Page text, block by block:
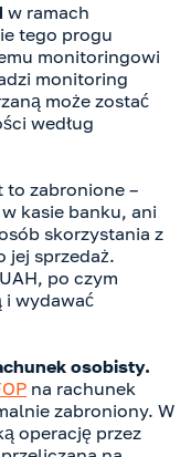
w ramach
tego progu
monitoringowi
monitoring
może zostać
według
to zabronione –
kasie banku, ani
skorzystania z
jej sprzedaż.
po czym
i wydawać
osobisty.
na rachunek
zabroniony. W
operację przez